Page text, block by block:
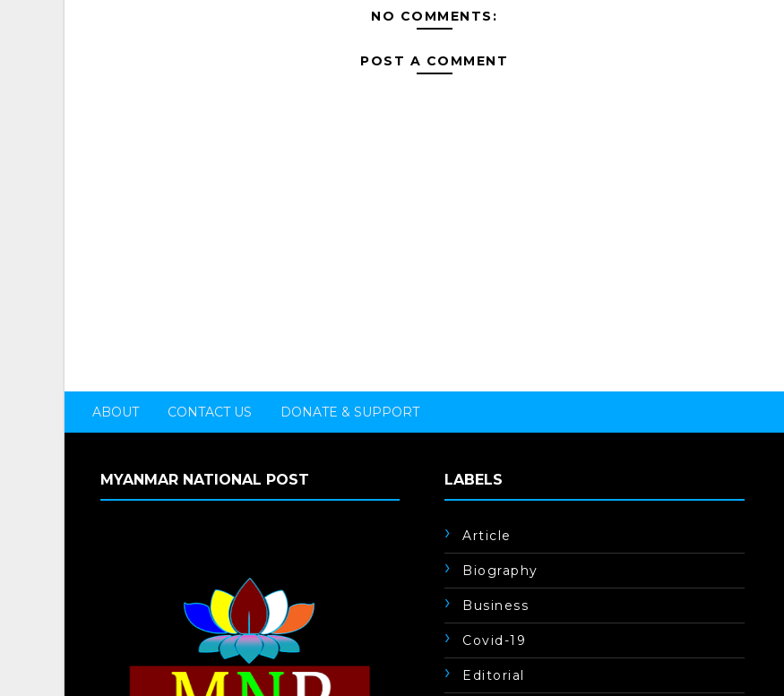
NO COMMENTS:
POST A COMMENT
ABOUT CONTACT US DONATE & SUPPORT
MYANMAR NATIONAL POST LABELS
Article
Biography
Business
Covid-19
Editorial